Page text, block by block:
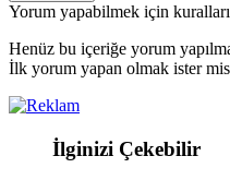
Yorum yapabilmek için
Henüz bu içeriğe yorum
İlk yorum yapan olmak ister
İlginizi Çekebilir